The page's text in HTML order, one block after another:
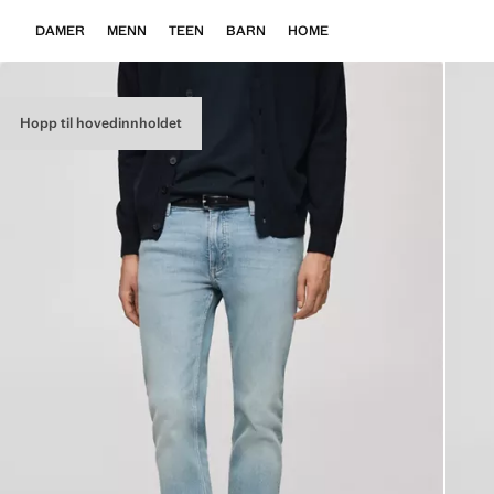
Hopp til hovedinnholdet
DAMER MENN TEEN BARN HOME